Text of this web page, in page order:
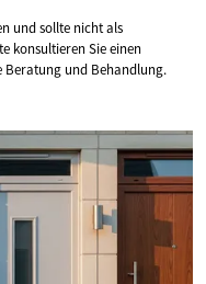
und sollte nicht als
konsultieren Sie einen
und Behandlung.